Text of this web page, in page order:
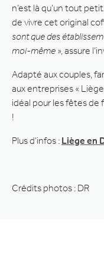
n’est là qu’un tout
de vivre cet original
sont que des
moi-même », assure
Adapté aux couples,
aux entreprises «
idéal pour les fêtes de
!
Plus d’infos : Liège en
Crédits photos : DR